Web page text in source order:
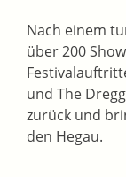
Nach einem
über 200
und The
zurück und
den Hegau.